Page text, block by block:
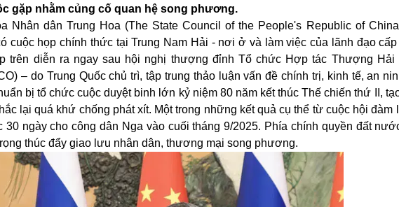
gặp nhằm củng cố quan hệ song phương.
Nhân dân Trung Hoa (The State Council of the People's Republic of
cuộc họp chính thức tại Trung Nam Hải - nơi ở và làm việc của lãnh đạo
trên diễn ra ngay sau hội nghị thượng đỉnh Tổ chức Hợp tác Thượng Hải
– do Trung Quốc chủ trì, tập trung thảo luận vấn đề chính trị, kinh tế, an
bị tổ chức cuộc duyệt binh lớn kỷ niệm 80 năm kết thúc Thế chiến thứ II,
lại quá khứ chống phát xít. Một trong những kết quả cụ thể từ cuộc hội đàm
30 ngày cho công dân Nga vào cuối tháng 9/2025. Phía chính quyền đất
thúc đẩy giao lưu nhân dân, thương mại song phương.